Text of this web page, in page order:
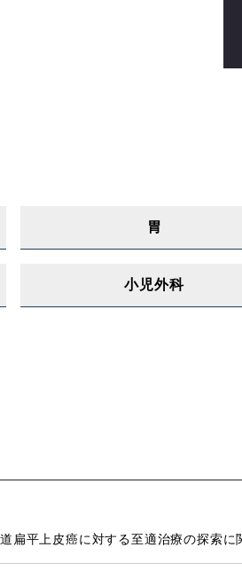
胃
小児外科
扁平上皮癌に対する至適治療の探索